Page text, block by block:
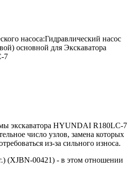
насоса:Гидравлический насос
основной для Экскаватора
7
экскаватора HYUNDAI R180LC-7
число узлов, замена которых
из-за сильного износа.
(XJBN-00421) - в этом отношении